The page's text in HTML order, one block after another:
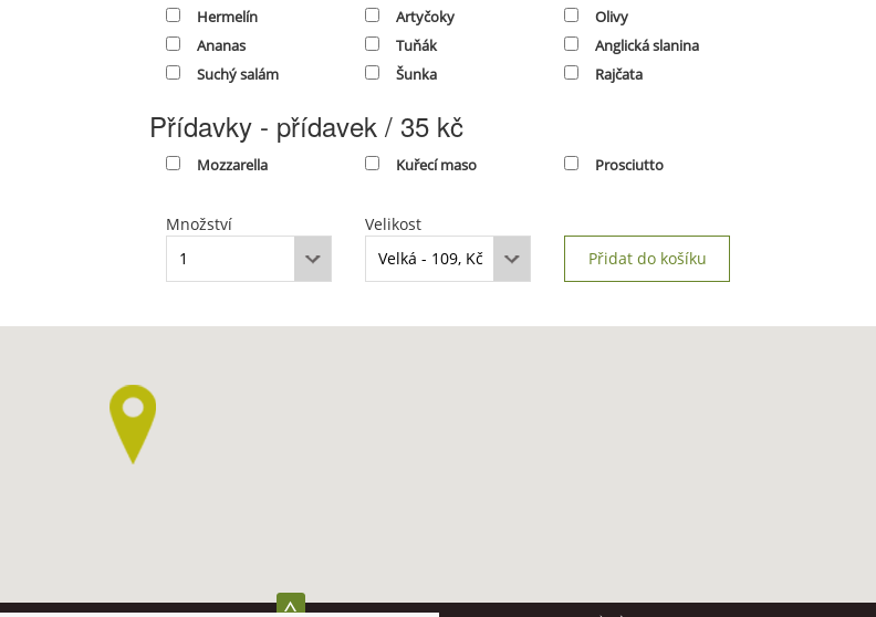
Hermelín
Artyčoky
Olivy
Ananas
Tuňák
Anglická slanina
Suchý salám
Šunka Rajčata
Přídavky - přídavek / 35 kč
Mozzarella Kuřecí maso Prosciutto
Množství
Velikost
Přidat do košíku